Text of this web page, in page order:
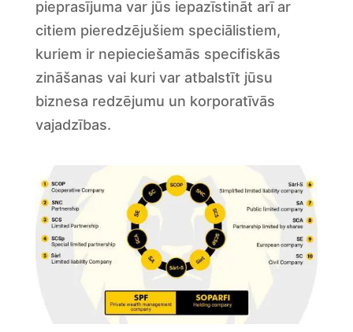
pieprasījuma var jūs iepazīstināt arī ar
citiem pieredzējušiem speciālistiem,
kuriem ir nepieciešamās specifiskās
zināšanas vai kuri var atbalstīt jūsu
biznesa redzējumu un korporatīvās
vajadzības.